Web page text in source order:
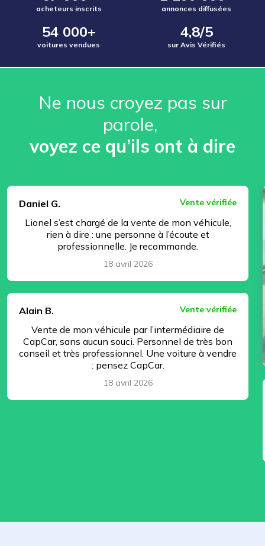
acheteurs inscrits annonces diffusées
54 000+
voitures vendues
4,8/5
sur Avis Vérifiés
Ne nous croyez pas sur
parole, ️
voyez ce qu’ils ont à dire
Daniel G.
Vente vérifiée
Lionel s’est chargé de la vente de mon véhicule,
rien à dire : une personne à l’écoute et
professionnelle. Je recommande.
18 avril 2026
Alain B. Vente vérifiée
Vente de mon véhicule par l’intermédiaire de
CapCar, sans aucun souci. Personnel de très bon
conseil et très professionnel. Une voiture à vendre
: pensez CapCar.
18 avril 2026